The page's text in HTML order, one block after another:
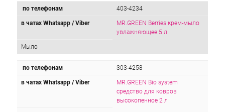
по телефонам 403-4234
в чатах Whatsapp / Viber
MR.GREEN Berries крем-мыло
увлажняющее 5 л
Мыло
по телефонам 303-4258
в чатах Whatsapp / Viber
MR.GREEN Bio system
средство для ковров
высокопенное 2 л